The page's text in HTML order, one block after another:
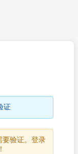
证
要验证。登录